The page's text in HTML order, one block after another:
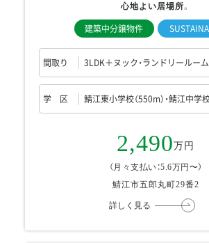
心地よい居場所。
建築中分譲物件
間取り 3LDK＋ヌック・ランドリールーム
学 区 鯖江東小学校（550m）・鯖江中学
2,490万円
（月々支払い：5.6万円〜）
鯖江市五郎丸町29番2
詳しく見る